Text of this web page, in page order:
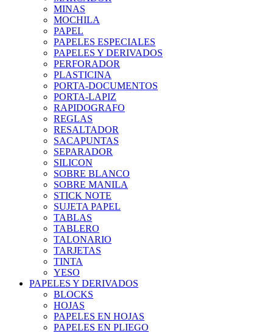
MINAS
MOCHILA
PAPEL
PAPELES ESPECIALES
PAPELES Y DERIVADOS
PERFORADOR
PLASTICINA
PORTA-DOCUMENTOS
PORTA-LAPIZ
RAPIDOGRAFO
REGLAS
RESALTADOR
SACAPUNTAS
SEPARADOR
SILICON
SOBRE BLANCO
SOBRE MANILA
STICK NOTE
SUJETA PAPEL
TABLAS
TABLERO
TALONARIO
TARJETAS
TINTA
YESO
PAPELES Y DERIVADOS
BLOCKS
HOJAS
PAPELES EN HOJAS
PAPELES EN PLIEGO